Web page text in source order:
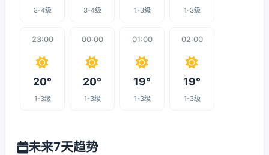
3-4级 3-4级 1-3级 1-3级
23:00
20°
1-3级
00:00
20°
1-3级
01:00
19°
1-3级
02:00
19°
1-3级
未来7天趋势